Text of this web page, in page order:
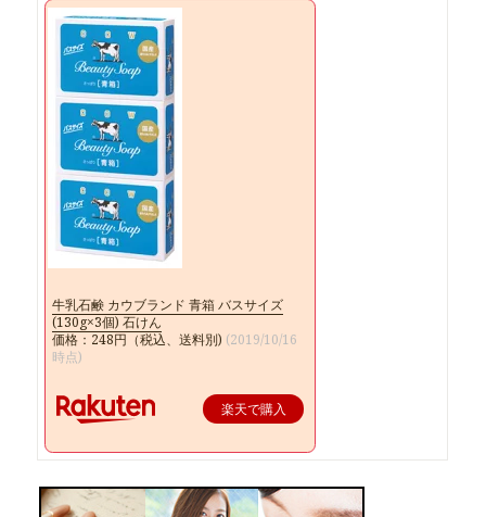
牛乳石鹸 カウブランド 青箱 バスサイズ
(130g×3個) 石けん
価格：248円（税込、送料別) (2019/10/16
時点)
楽天で購入